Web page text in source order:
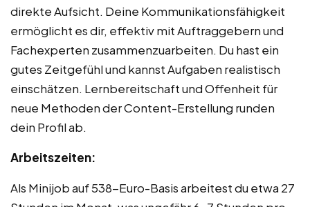
direkte Aufsicht. Deine Kommunikationsfähigkeit
ermöglicht es dir, effektiv mit Auftraggebern und
Fachexperten zusammenzuarbeiten. Du hast ein
gutes Zeitgefühl und kannst Aufgaben realistisch
einschätzen. Lernbereitschaft und Offenheit für
neue Methoden der Content-Erstellung runden
dein Profil ab.
Arbeitszeiten:
Als Minijob auf 538-Euro-Basis arbeitest du etwa 27